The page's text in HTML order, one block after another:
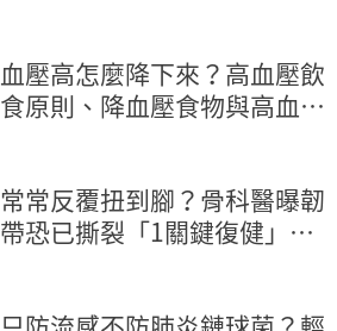
血壓高怎麼降下來？高血壓飲
食原則、降血壓食物與高血壓
常常反覆扭到腳？骨科醫曝韌
帶恐已撕裂「1關鍵復健」修